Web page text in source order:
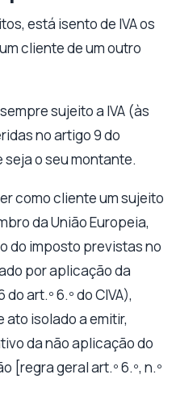
está isento de IVA os
cliente de um outro
sujeito a IVA (às
no artigo 9 do
seja o seu montante.
como cliente um sujeito
da União Europeia,
do imposto previstas no
por aplicação da
art.º 6.º do CIVA),
isolado a emitir,
da não aplicação do
[regra geral art.º 6.º, n.º